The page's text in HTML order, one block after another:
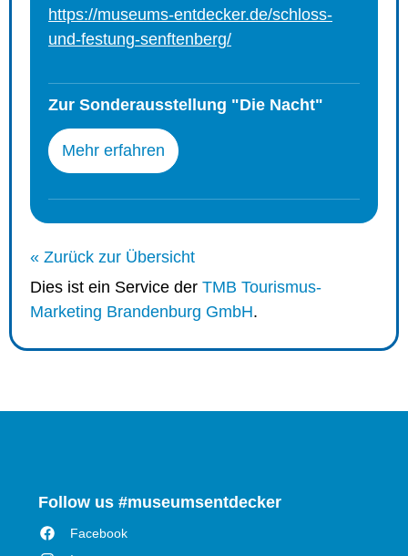
https://museums-entdecker.de/schloss-
und-festung-senftenberg/
Zur Sonderausstellung "Die Nacht"
Mehr erfahren
« Zurück zur Übersicht
Dies ist ein Service der TMB Tourismus-
Marketing Brandenburg GmbH.
Follow us #museumsentdecker
Facebook